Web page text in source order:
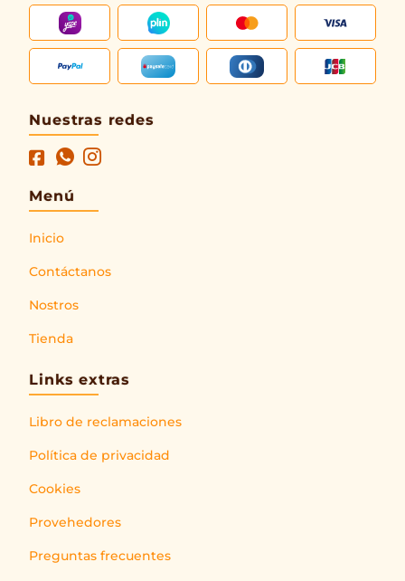
Nuestras redes
Menú
Inicio
Contáctanos
Nostros
Tienda
Links extras
Libro de reclamaciones
Política de privacidad
Cookies
Provehedores
Preguntas frecuentes